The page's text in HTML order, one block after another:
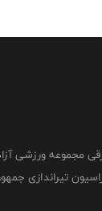
مجموعه ورزشی
تیراندازی